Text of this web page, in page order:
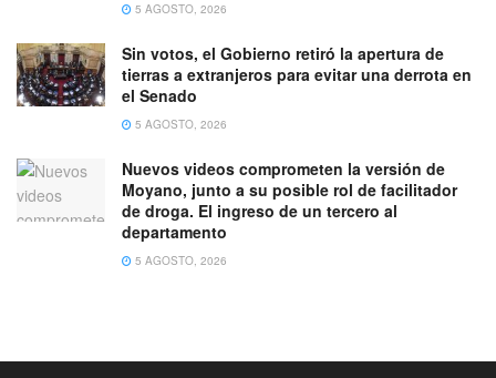
5 AGOSTO, 2026
Sin votos, el Gobierno retiró la apertura de
tierras a extranjeros para evitar una derrota en
el Senado
5 AGOSTO, 2026
Nuevos videos comprometen la versión de
Moyano, junto a su posible rol de facilitador
de droga. El ingreso de un tercero al
departamento
5 AGOSTO, 2026